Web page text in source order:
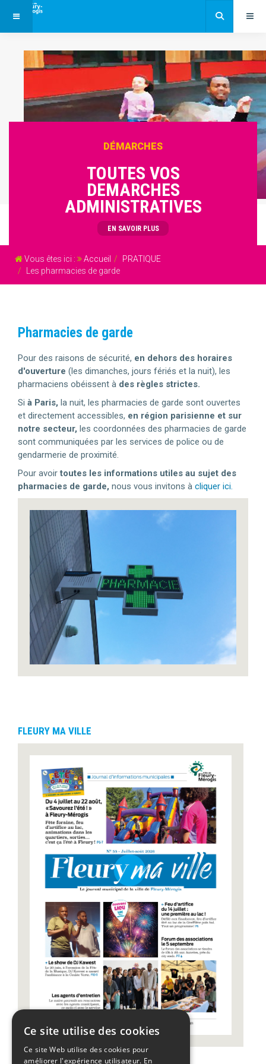
DÉMARCHES
TOUTES VOS
DEMARCHES
ADMINISTRATIVES
EN SAVOIR PLUS
Vous êtes ici : Accueil
PRATIQUE
Les pharmacies de garde
Pharmacies de garde
Pour des raisons de sécurité, en dehors des horaires
d'ouverture (les dimanches, jours fériés et la nuit), les
pharmaciens obéissent à des règles strictes.
Si à Paris, la nuit, les pharmacies de garde sont ouvertes
et directement accessibles, en région parisienne et sur
notre secteur, les coordonnées des pharmacies de garde
sont communiquées par les services de police ou de
gendarmerie de proximité.
Pour avoirtoutes les informations utiles au sujet des
pharmacies de garde, nous vous invitons à cliquer ici.
FLEURY MA VILLE
Ce site utilise des cookies
Ce site Web utilise des cookies pour
améliorer l'expérience utilisateur. En